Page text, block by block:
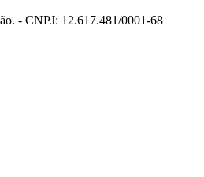
- CNPJ: 12.617.481/0001-68